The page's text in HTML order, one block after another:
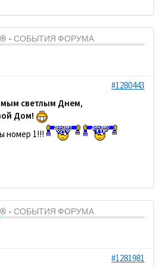
- СОБЫТИЯ ФОРУМА
#1280443
светлым Днем,
Дом!
номер 1!!!
- СОБЫТИЯ ФОРУМА
#1281981